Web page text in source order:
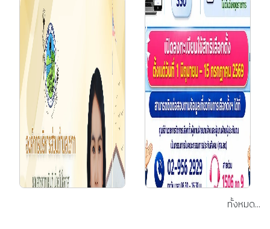
28 ก.ค. 2569
เฉลิมพระเกียรติพระบาท
สมเด็จพระวชิรเกล้าเจ้า
อยู่หัว เนื่องในโอกาสวัน
เฉลิมพระชนมพรรษา |
28 กรกฎาคม 256...
6 ก.ค. 2569
(ทต.โคกก่อง)
ประชาสัมพันธ์ การรับ
สมัครบุลคลทั่วไปเพื่อการ
สรรหาและเลือกสรรเป็น
พนักงานจ้าง ประจำปีงบ
ปร...
ทั้งหมด...